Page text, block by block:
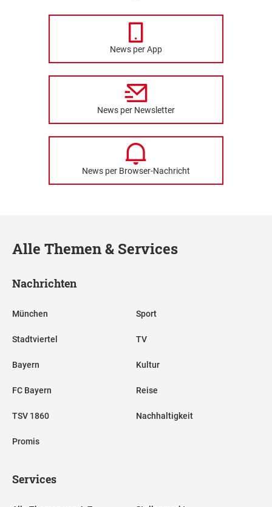
News per App
News per Newsletter
News per Browser-Nachricht
Alle Themen & Services
Nachrichten
München
Stadtviertel
Bayern
FC Bayern
TSV 1860
Promis
Sport
TV
Kultur
Reise
Nachhaltigkeit
Services